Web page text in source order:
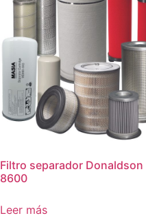
Filtro separador Donaldson
8600
Leer más